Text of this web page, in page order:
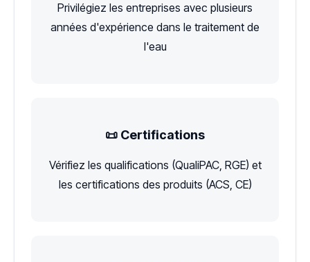
Privilégiez les entreprises avec plusieurs
années d'expérience dans le traitement de
l'eau
📜 Certifications
Vérifiez les qualifications (QualiPAC, RGE) et
les certifications des produits (ACS, CE)